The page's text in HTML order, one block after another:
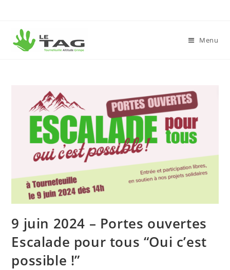
Menu
9 juin 2024 – Portes ouvertes
Escalade pour tous “Oui c’est
possible !”